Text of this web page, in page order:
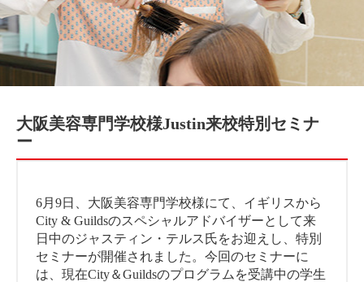
大阪美容専門学校様Justin来校特別セミナ
ー
6月9日、大阪美容専門学校様にて、イギリスから
City & Guildsのスペシャルアドバイザーとして来
日中のジャスティン・テルス氏をお迎えし、特別
セミナーが開催されました。今回のセミナーに
は、現在City＆Guildsのプログラムを受講中の学生